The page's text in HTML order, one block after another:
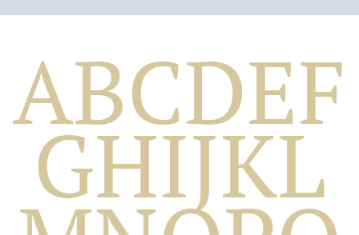
ABCDEF
GHIJKL